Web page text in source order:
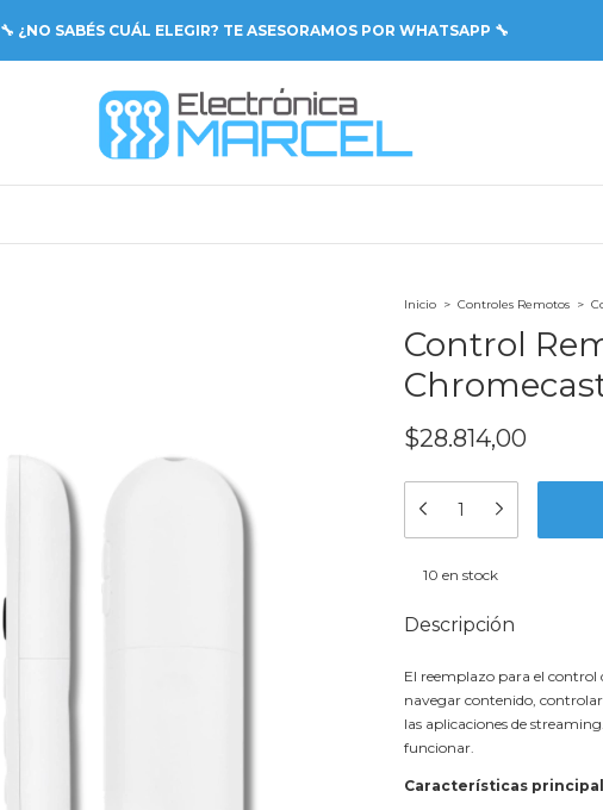
🔧 ¿NO SABÉS CUÁL ELEGIR? TE ASESORAMOS POR WHATSAPP 🔧
Inicio > Controles Remotos >
Control
$28.814,00
10 en stock
Descripción
El reemplazo para el
navegar contenido,
las aplicaciones de
funcionar.
Características